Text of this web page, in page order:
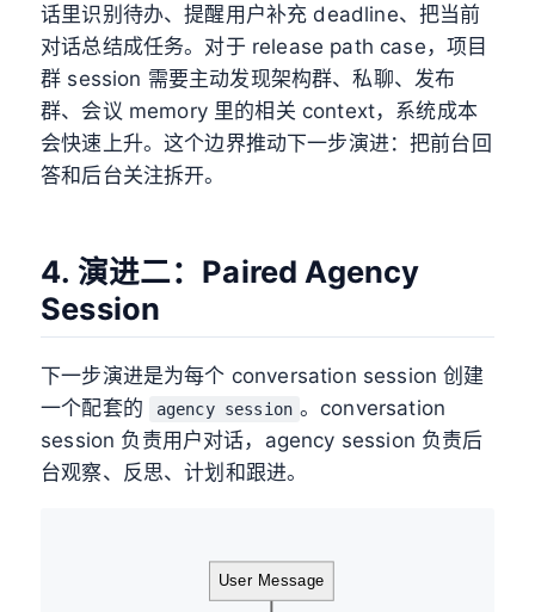
话里识别待办、提醒用户补充 deadline、把当前
对话总结成任务。对于 release path case，项目
群 session 需要主动发现架构群、私聊、发布
群、会议 memory 里的相关 context，系统成本
会快速上升。这个边界推动下一步演进：把前台回
答和后台关注拆开。
4. 演进二：Paired Agency
Session
下一步演进是为每个 conversation session 创建
一个配套的
agency session 。conversation
session 负责用户对话，agency session 负责后
台观察、反思、计划和跟进。
User Message